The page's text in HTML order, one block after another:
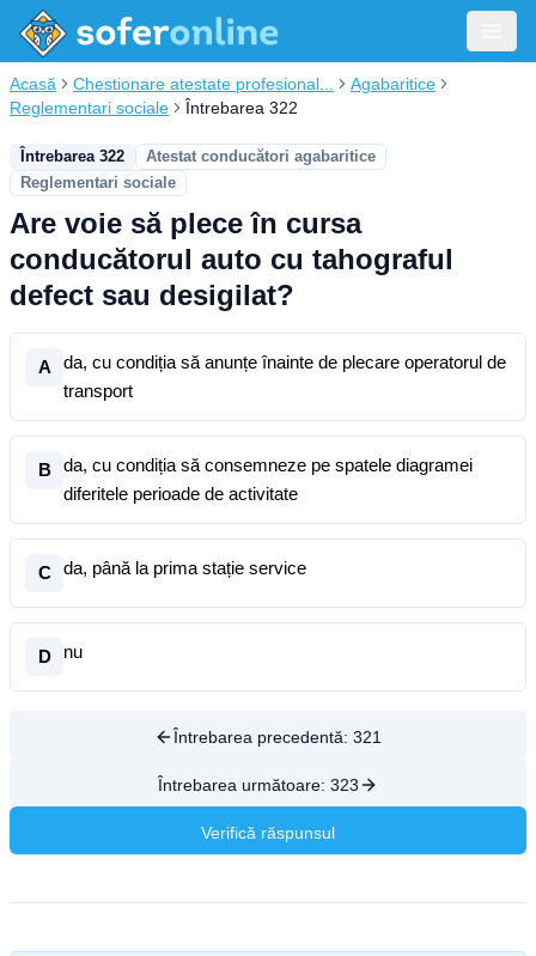
Acasă Chestionare atestate profesional...
Agabaritice
Reglementari sociale
Întrebarea 322
Întrebarea 322
Atestat conducători agabaritice
Reglementari sociale
Are voie să plece în cursa
conducătorul auto cu tahograful
defect sau desigilat?
A
da, cu condiția să anunțe înainte de plecare operatorul de
transport
B
da, cu condiția să consemneze pe spatele diagramei
diferitele perioade de activitate
C da, până la prima stație service
D nu
Întrebarea precedentă: 321
Întrebarea următoare: 323
Verifică răspunsul